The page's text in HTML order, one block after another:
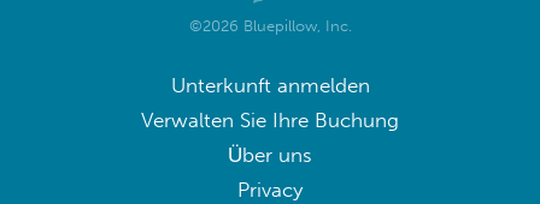
©2026 Bluepillow, Inc.
Unterkunft anmelden
Verwalten Sie Ihre Buchung
Über uns
Privacy